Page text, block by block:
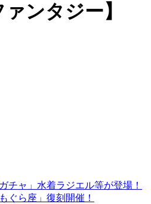
ンタジー】
チャ」水着ラジエル等が登場！
ぐら座」復刻開催！